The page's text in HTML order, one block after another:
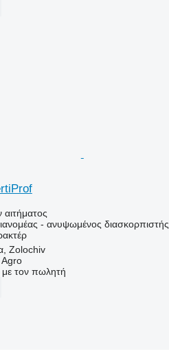
αιτήματος
- ανυψωμένος
Zolochiv
με τον πωλητή